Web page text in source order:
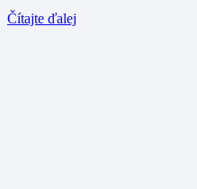
Čítajte ďalej